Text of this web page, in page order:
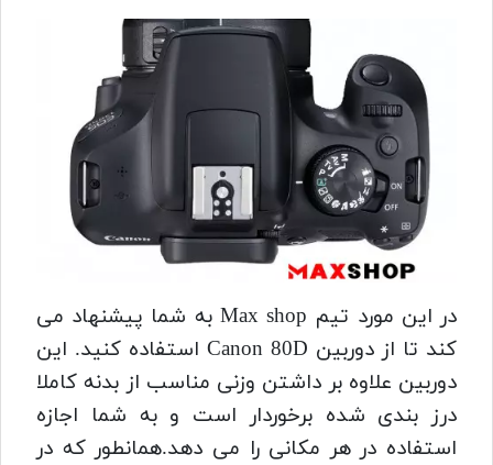
در این مورد تیم Max shop به شما پیشنهاد می
کند تا از دوربین Canon 80D استفاده کنید. این
دوربین علاوه بر داشتن وزنی مناسب از بدنه کاملا
درز بندی شده برخوردار است و به شما اجازه
استفاده در هر مکانی را می دهد.همانطور که در